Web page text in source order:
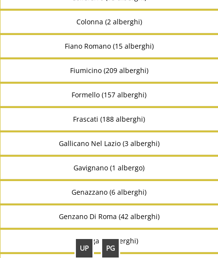
UP PG
Colonna (2 alberghi)
Fiano Romano (15 alberghi)
Fiumicino (209 alberghi)
Formello (157 alberghi)
Frascati (188 alberghi)
Gallicano Nel Lazio (3 alberghi)
Gavignano (1 albergo)
Genazzano (6 alberghi)
Genzano Di Roma (42 alberghi)
Gorga (7 alberghi)